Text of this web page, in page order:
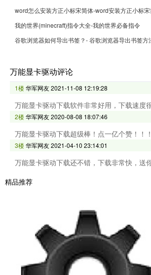
word怎么安装方正小标宋简体-word安装方正小标
我的世界(minecraft)指令大全-我的世界必备指令
谷歌浏览器如何导出书签？- 谷歌浏览器导出书签方
万能显卡驱动评论
1楼华军网友2021-11-08 12:19:28
万能显卡驱动下载软件非常好用，下载速度
2楼华军网友2020-08-08 18:07:46
万能显卡驱动下载超级棒！点一亿个赞！！！
3楼华军网友2021-04-10 23:14:01
万能显卡驱动下载还不错，下载非常快，送
精品推荐